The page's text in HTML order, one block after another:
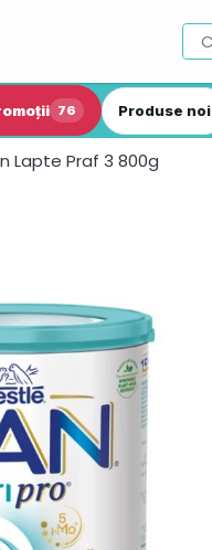
76 Produse noi
Lapte Praf 3 800g